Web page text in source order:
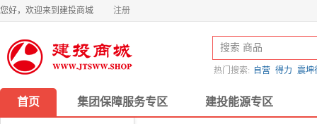
您好，欢迎来到建投商城 注册
热门搜索: 自营 得力 震坤
首页 集团保障服务专区 建投能源专区